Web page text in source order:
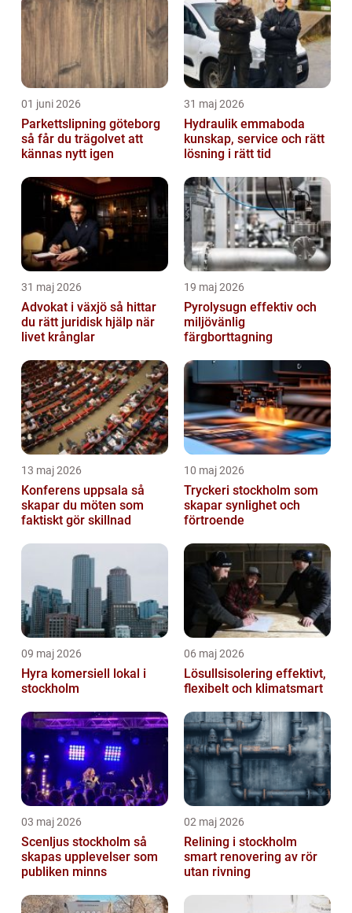
01 juni 2026
Parkettslipning göteborg
så får du trägolvet att
kännas nytt igen
31 maj 2026
Hydraulik emmaboda
kunskap, service och rätt
lösning i rätt tid
31 maj 2026
Advokat i växjö så hittar
du rätt juridisk hjälp när
livet krånglar
19 maj 2026
Pyrolysugn effektiv och
miljövänlig
färgborttagning
13 maj 2026
Konferens uppsala så
skapar du möten som
faktiskt gör skillnad
10 maj 2026
Tryckeri stockholm som
skapar synlighet och
förtroende
09 maj 2026
Hyra komersiell lokal i
stockholm
06 maj 2026
Lösullsisolering effektivt,
flexibelt och klimatsmart
03 maj 2026
Scenljus stockholm så
skapas upplevelser som
publiken minns
02 maj 2026
Relining i stockholm
smart renovering av rör
utan rivning